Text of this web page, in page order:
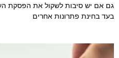
גם אם יש סיבות לשקול את הפסקת
בעד בחינת פתרונות אחרים